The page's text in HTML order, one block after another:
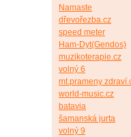
Namaste
dřevořezba.cz
speed meter
Ham-Dyt(Gendos)
muzikoterapie.cz
volný 6
mt.prameny
world-music.cz
batavia
šamanská jurta
volný 9